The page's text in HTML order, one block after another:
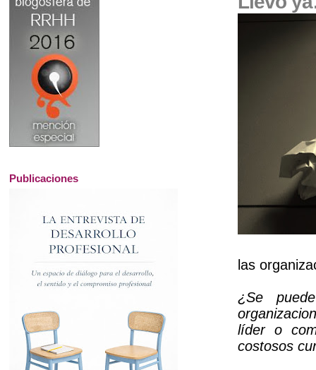
las
¿Se
líder o
costosos
Publicaciones